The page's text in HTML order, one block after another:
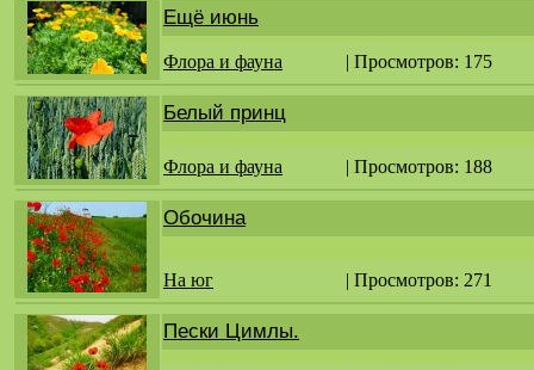
Ещё июнь
Флора и фауна | Просмотров: 175
Белый принц
Флора и фауна | Просмотров: 188
Обочина
На юг | Просмотров: 271
Пески Цимлы.